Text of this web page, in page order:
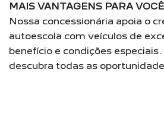
MAIS VANTAGENS PARA VOCÊ
Nossa concessionária apoia o
autoescola com veículos de
benefício e condições
descubra todas as